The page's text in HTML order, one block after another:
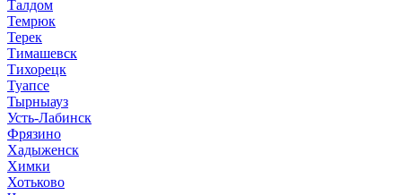
Талдом
Темрюк
Терек
Тимашевск
Тихорецк
Туапсе
Тырныауз
Усть-Лабинск
Фрязино
Хадыженск
Химки
Хотьково